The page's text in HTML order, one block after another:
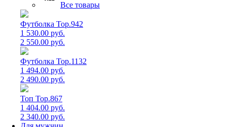
Все товары
Футболка Top.942
1 530.00 руб.
2 550.00 руб.
Футболка Top.1132
1 494.00 руб.
2 490.00 руб.
Топ Top.867
1 404.00 руб.
2 340.00 руб.